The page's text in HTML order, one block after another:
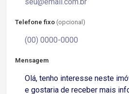
Telefone fixo (opcional)
Mensagem